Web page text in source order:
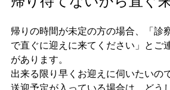
帰りの時間が未定の方の場合、「診
で直ぐに迎えに来てください」とご
があります。
出来る限り早くお迎えに伺いたいの
送迎予定が入っている場合は、どう